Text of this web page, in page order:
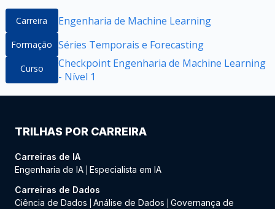
Carreira Engenharia de Machine Learning
Formação Séries Temporais e Forecasting
Curso
Checkpoint Engenharia de Machine Learning
- Nível 1
TRILHAS POR CARREIRA
Carreiras de IA
Engenharia de IA Especialista em IA
Carreiras de Dados
Ciência de Dados
Análise de Dados
Governança de